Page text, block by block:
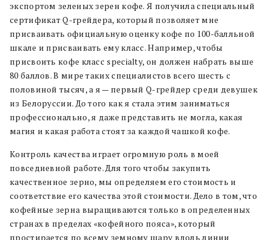
экспортом зеленых зерен кофе. Я получила специальный
сертификат Q-грейдера, который позволяет мне
присваивать официальную оценку кофе по 100-балльной
шкале и присваивать ему класс. Например, чтобы
присвоить кофе класс specialty, он должен набрать выше
80 баллов. В мире таких специалистов всего шесть с
половиной тысяч, а я — первый Q-грейдер среди девушек
из Белоруссии. До того как я стала этим заниматься
профессионально, я даже представить не могла, какая
магия и какая работа стоят за каждой чашкой кофе.
Контроль качества играет огромную роль в моей
повседневной работе. Для того чтобы закупить
качественное зерно, мы определяем его стоимость и
соответствие его качества этой стоимости. Дело в том, что
кофейные зерна выращиваются только в определенных
странах в пределах «кофейного пояса», который
простирается по всему земному шару вдоль линии